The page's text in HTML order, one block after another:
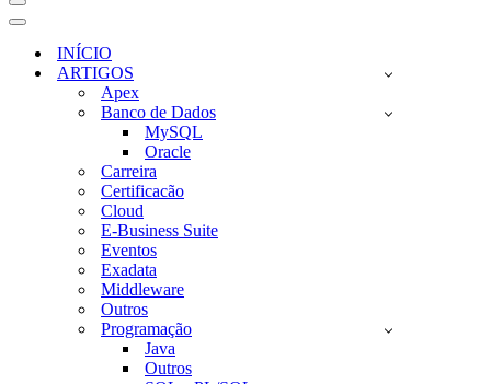
Menu
de
navegação
Menu
navegaçãoINÍCIO
ARTIGOS
Apex
Banco de Dados
MySQL
Oracle
Carreira
Certificacão
Cloud
E-Business Suite
Eventos
Exadata
Middleware
Outros
Programação
Java
Outros